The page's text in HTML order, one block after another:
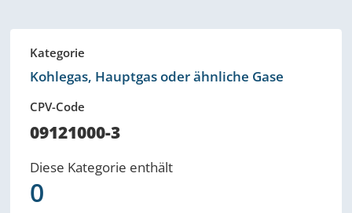
Kategorie
Kohlegas, Hauptgas oder ähnliche Gase
CPV-Code
09121000-3
Diese Kategorie enthält
0